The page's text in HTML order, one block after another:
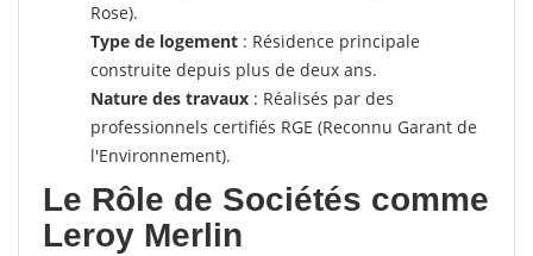
Rose).
Type de logement : Résidence principale
construite depuis plus de deux ans.
Nature des travaux : Réalisés par des
professionnels certifiés RGE (Reconnu Garant de
l'Environnement).
Le Rôle de Sociétés comme
Leroy Merlin